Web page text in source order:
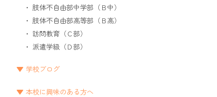
肢体不自由部中学部（Ｂ中）
肢体不自由部高等部（Ｂ高）
訪問教育（Ｃ部）
派遣学級（Ｄ部）
学校ブログ
本校に興味のある方へ